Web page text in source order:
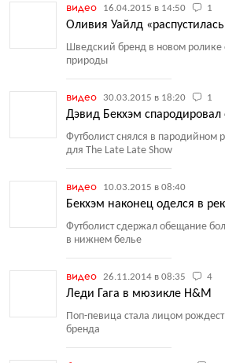
видео 16.04.2015 в 14:50 1
Оливия Уайлд
Шведский бренд в новом ролике
природы
видео 30.03.2015 в 18:20 1
Дэвид Бекхэм спародировал
Футболист снялся в пародийном
для The Late Late Show
видео 10.03.2015 в 08:40
Бекхэм наконец оделся в
Футболист сдержал обещание
в нижнем белье
видео 26.11.2014 в 08:35 4
Леди Гага в мюзикле H&M
Поп-певица стала лицом
бренда